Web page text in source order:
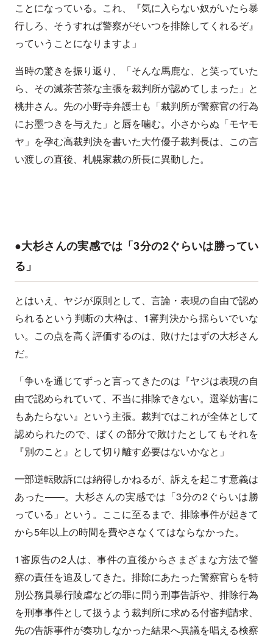
ことになっている。これ、『気に入らない奴がいたら暴
行しろ、そうすれば警察がそいつを排除してくれるぞ』
っていうことになりますよ」
当時の驚きを振り返り、「そんな馬鹿な、と笑っていた
ら、その滅茶苦茶な主張を裁判所が認めてしまった」と
桃井さん。先の小野寺弁護士も「裁判所が警察官の行為
にお墨つきを与えた」と唇を噛む。小さからぬ「モヤモ
ヤ」を孕む高裁判決を書いた大竹優子裁判長は、この言
い渡しの直後、札幌家裁の所長に異動した。
●大杉さんの実感では「3分の2ぐらいは勝ってい
る」
とはいえ、ヤジが原則として、言論・表現の自由で認め
られるという判断の大枠は、1審判決から揺らいでいな
い。この点を高く評価するのは、敗けたはずの大杉さん
だ。
「争いを通じてずっと言ってきたのは『ヤジは表現の自
由で認められていて、不当に排除できない。選挙妨害に
もあたらない』という主張。裁判ではこれが全体として
認められたので、ぼくの部分で敗けたとしてもそれを
『別のこと』として切り離す必要はないかなと」
一部逆転敗訴には納得しかねるが、訴えを起こす意義は
あった――。大杉さんの実感では「3分の2ぐらいは勝
っている」という。ここに至るまで、排除事件が起きて
から5年以上の時間を費やさなくてはならなかった。
1審原告の2人は、事件の直後からさまざまな方法で警
察の責任を追及してきた。排除にあたった警察官らを特
別公務員暴行陵虐などの罪に問う刑事告訴や、排除行為
を刑事事件として扱うよう裁判所に求める付審判請求、
先の告訴事件が奏功しなかった結果へ異議を唱える検察